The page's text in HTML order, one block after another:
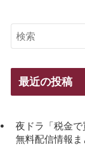
最近の投稿
夜ドラ「税金
無料配信情報ま